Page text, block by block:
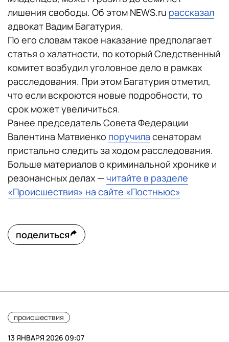
лишения свободы. Об этом NEWS.ru рассказал
адвокат Вадим Багатурия.
По его словам такое наказание предполагает
статья о халатности, по который Следственный
комитет возбудил уголовное дело в рамках
расследования. При этом Багатурия отметил,
что если вскроются новые подробности, то
срок может увеличиться.
Ранее председатель Совета Федерации
Валентина Матвиенко поручила сенаторам
пристально следить за ходом расследования.
Больше материалов о криминальной хронике и
резонансных делах — читайте в разделе
«Происшествия» на сайте «Постньюс»
поделиться
происшествия
13 ЯНВАРЯ 2026 09:07